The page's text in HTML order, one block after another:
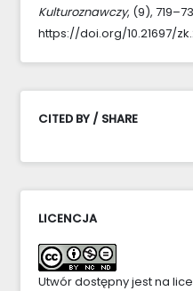
Kulturoznawczy, (9),
https://doi.org/10.21697/
CITED BY / SHARE
LICENCJA
Utwór dostępny jest na